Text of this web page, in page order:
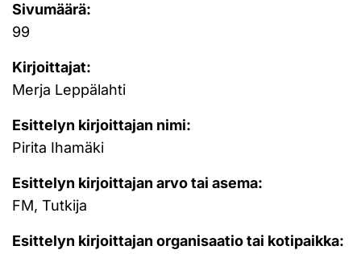
Sivumäärä:
99
Kirjoittajat:
Merja Leppälahti
Esittelyn kirjoittajan nimi:
Pirita Ihamäki
Esittelyn kirjoittajan arvo tai asema:
FM, Tutkija
Esittelyn kirjoittajan organisaatio tai kotipaikka: